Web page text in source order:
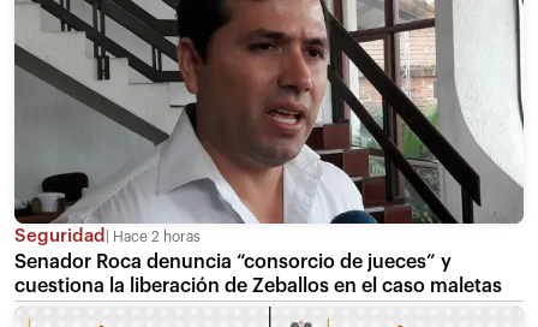
Seguridad Hace 2 horas
Senador Roca denuncia “consorcio de jueces” y
cuestiona la liberación de Zeballos en el caso maletas